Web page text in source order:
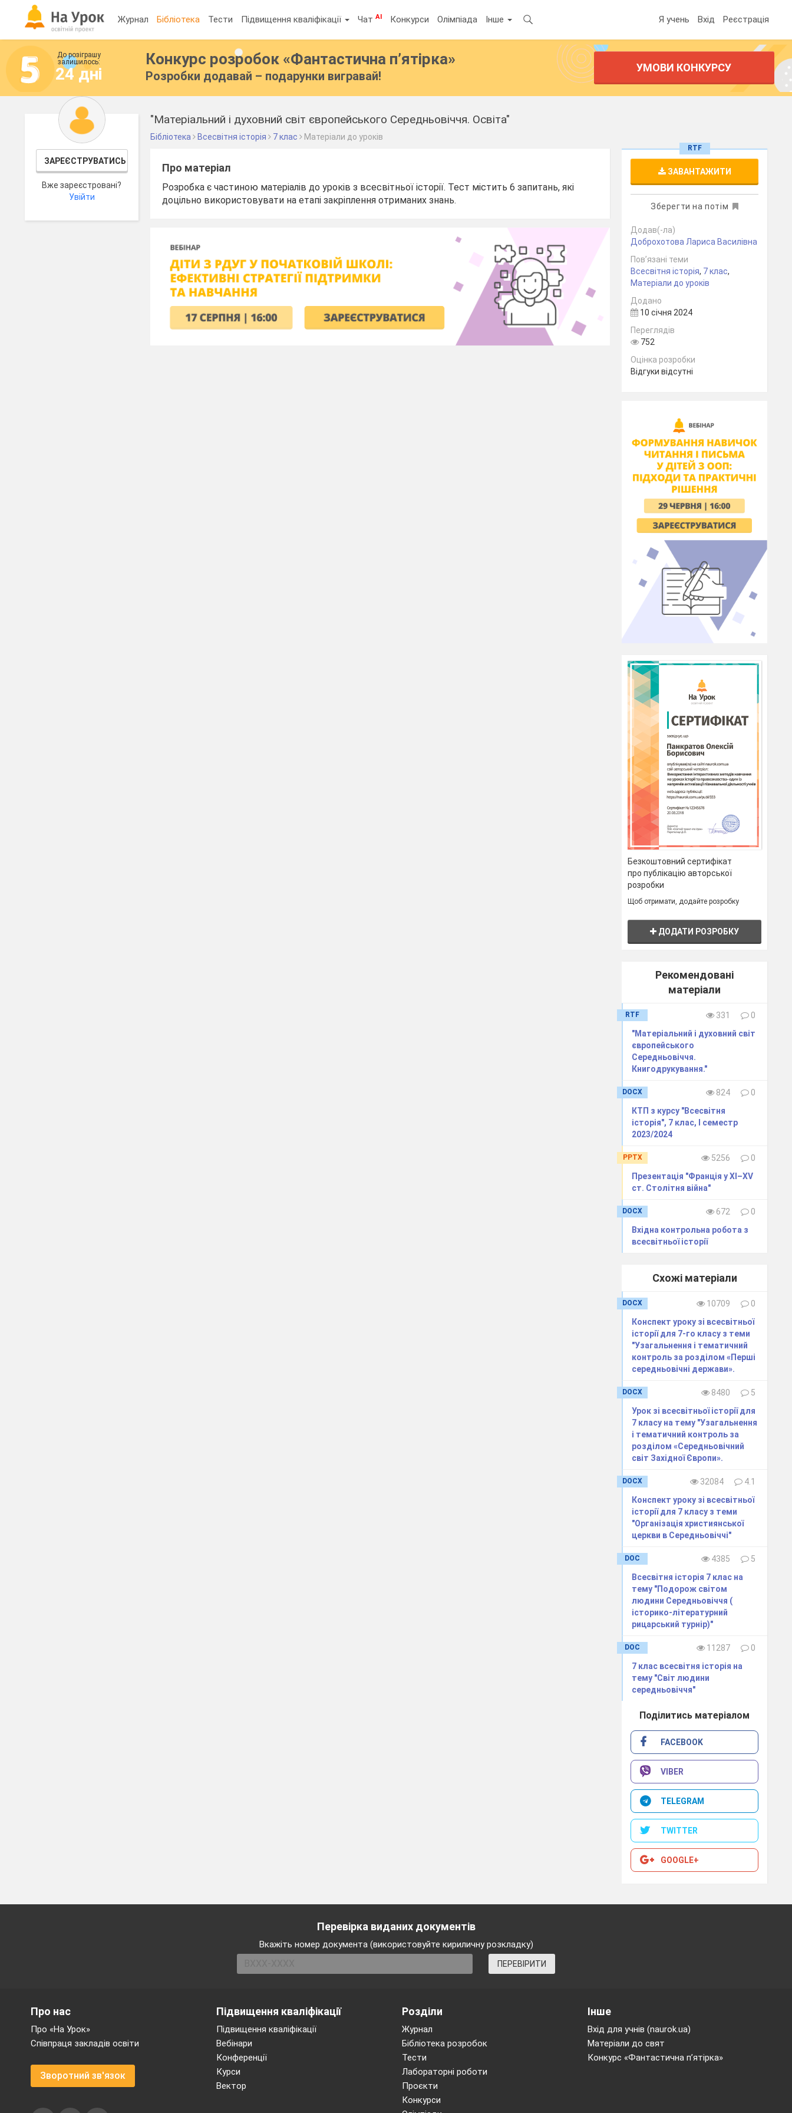
Журнал Бібліотека Тести Підвищення кваліфікації ЧатAI Конкурси Олімпіада Інше Я учень Вхід Реєстрація
До розіграшу
залишилось:
24 дні
Конкурс розробок «Фантастична п’ятірка»
Розробки додавай – подарунки вигравай!
УМОВИ КОНКУРСУ
ЗАРЕЄСТРУВАТИСЬ
Вже зареєстровані?
Увійти
"Матеріальний і духовний світ європейського Середньовіччя. Освіта"
Бібліотека Всесвітня історія 7 клас Матеріали до уроків
Про матеріал
Розробка є частиною матеріалів до уроків з всесвітньої історії. Тест містить 6 запитань, які
доцільно використовувати на етапі закріплення отриманих знань.
RTF
ЗАВАНТАЖИТИ
Зберегти на потім
Додав(-ла)
Доброхотова Лариса Василівна
Пов’язані теми
Всесвітня історія, 7 клас,
Матеріали до уроків
Додано
10 січня 2024
Переглядів
752
Оцінка розробки
Відгуки відсутні
Безкоштовний сертифікат
про публікацію авторської
розробки
Щоб отримати, додайте розробку
ДОДАТИ РОЗРОБКУ
Рекомендовані
матеріали
RTF 331
0
"Матеріальний і духовний світ
європейського
Середньовіччя.
Книгодрукування."
DOCX 824
0
КТП з курсу "Всесвітня
історія", 7 клас, І семестр
2023/2024
PPTX 5256
0
Презентація "Франція у ХІ–ХV
ст. Столітня війна"
DOCX 672
0
Вхідна контрольна робота з
всесвітньої історії
Схожі матеріали
DOCX 10709
0
Конспект уроку зі всесвітньої
історії для 7-го класу з теми
"Узагальнення і тематичний
контроль за розділом «Перші
середньовічні держави».
DOCX 8480
5
Урок зі всесвітньої історії для
7 класу на тему "Узагальнення
і тематичний контроль за
розділом «Середньовічний
світ Західної Європи».
DOCX 32084
4.1
Конспект уроку зі всесвітньої
історії для 7 класу з теми
"Організація християнської
церкви в Середньовіччі"
DOC 4385
5
Всесвітня історія 7 клас на
тему "Подорож світом
людини Середньовіччя (
історико-літературний
рицарський турнір)"
DOC 11287
0
7 клас всесвітня історія на
тему "Світ людини
середньовіччя"
Поділитись матеріалом
FACEBOOK
VIBER
TELEGRAM
TWITTER
GOOGLE+
Перевірка виданих документів
Вкажіть номер документа (використовуйте кириличну розкладку)
ПЕРЕВІРИТИ
Підвищення кваліфікації
Підвищення кваліфікації
Вебінари
Конференції
Курси
Вектор
Розділи
Журнал
Бібліотека розробок
Тести
Лабораторні роботи
Проєкти
Конкурси
Про нас
Про «На Урок»
Співпраця закладів освіти
Зворотний зв'язок
Інше
Вхід для учнів (naurok.ua)
Матеріали до свят
Конкурс «Фантастична п’ятірка»